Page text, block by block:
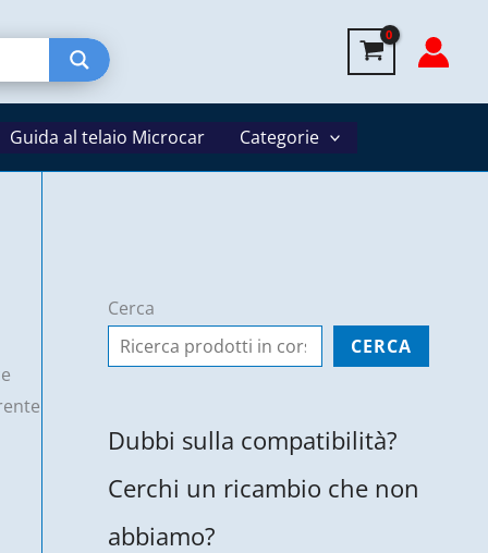
Guida al telaio Microcar Categorie
Cerca
CERCA
Dubbi sulla compatibilità?
Cerchi un ricambio che non
abbiamo?
1ª
serie
-
Lombardini
–